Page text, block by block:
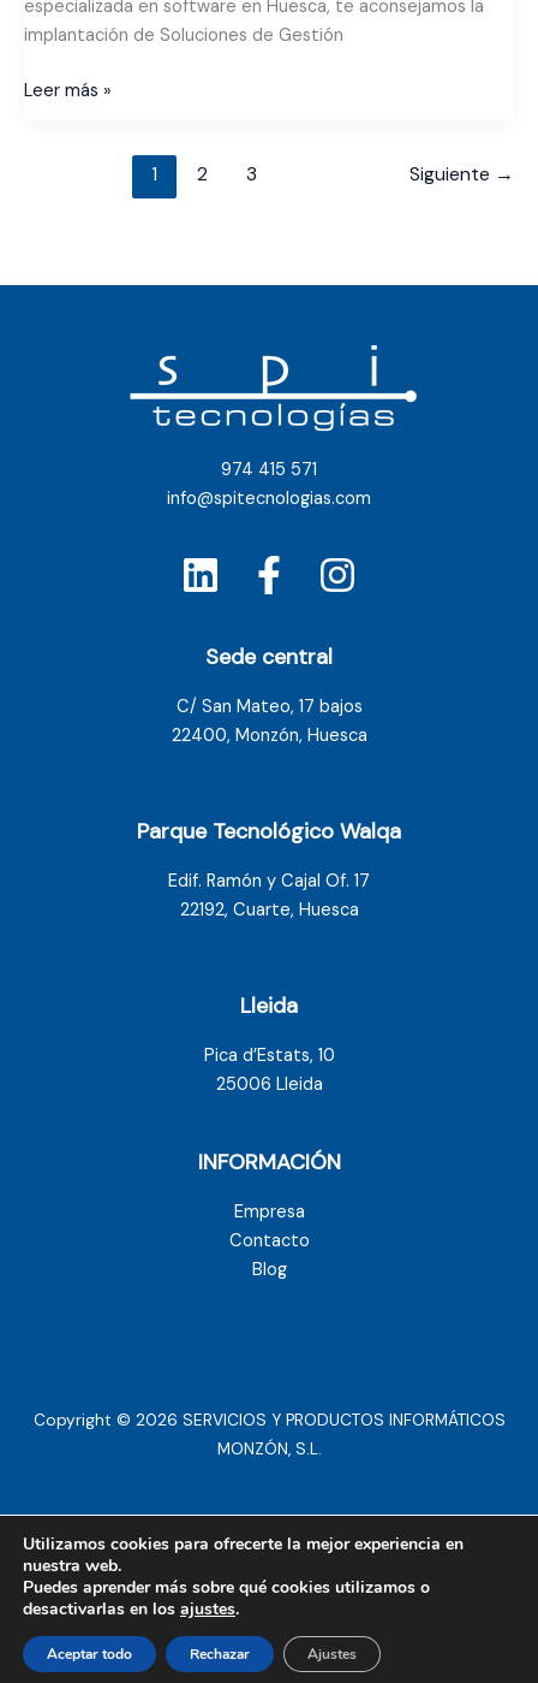
especializada en software en Huesca, te aconsejamos la
implantación de Soluciones de Gestión
Leer más »
1 2 3 Siguiente →
974 415 571
info@spitecnologias.com
Sede central
C/ San Mateo, 17 bajos
22400, Monzón, Huesca
Parque Tecnológico Walqa
Edif. Ramón y Cajal Of. 17
22192, Cuarte, Huesca
Lleida
Pica d’Estats, 10
25006 Lleida
INFORMACIÓN
Empresa
Contacto
Blog
Copyright © 2026 SERVICIOS Y PRODUCTOS INFORMÁTICOS
MONZÓN, S.L.
Política de Cookies
Utilizamos cookies para ofrecerte la mejor experiencia en
nuestra web.
Puedes aprender más sobre qué cookies utilizamos o
desactivarlas en los ajustes.
Aceptar todo Rechazar Ajustes